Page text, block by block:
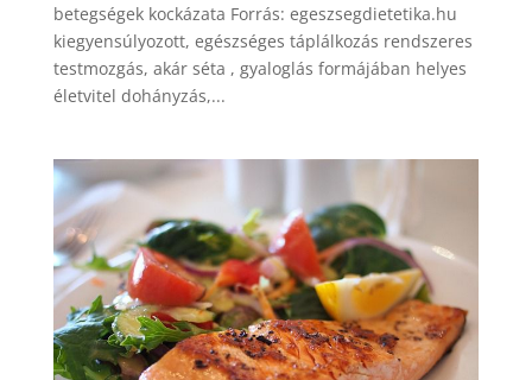
betegségek kockázata Forrás: egeszsegdietetika.hu
kiegyensúlyozott, egészséges táplálkozás rendszeres
testmozgás, akár séta , gyaloglás formájában helyes
életvitel dohányzás,...